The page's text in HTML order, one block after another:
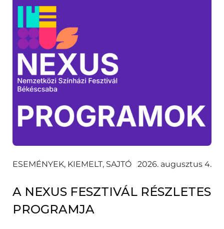
ESEMÉNYEK, KIEMELT, SAJTÓ 2026. augusztus 4.
A NEXUS FESZTIVÁL RÉSZLETES
PROGRAMJA